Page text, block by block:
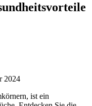
2024
ist ein